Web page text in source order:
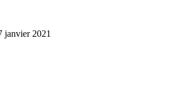
janvier 2021